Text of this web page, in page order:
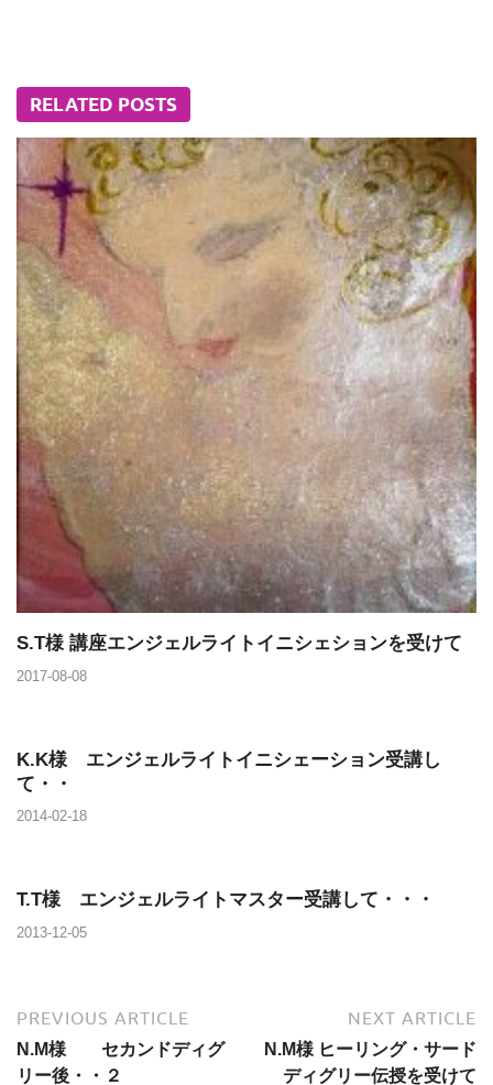
RELATED POSTS
S.T様 講座エンジェルライトイニシェションを受けて
2017-08-08
K.K様 エンジェルライトイニシェーション受講し
て・・
2014-02-18
T.T様 エンジェルライトマスター受講して・・・
2013-12-05
PREVIOUS ARTICLE
N.M様 セカンドディグ
リー後・・２
NEXT ARTICLE
N.M様 ヒーリング・サード
ディグリー伝授を受けて